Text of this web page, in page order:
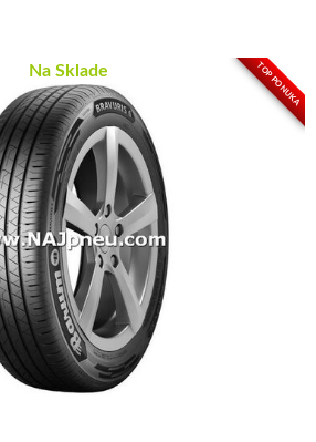
TOP PONUKA
Na Sklade